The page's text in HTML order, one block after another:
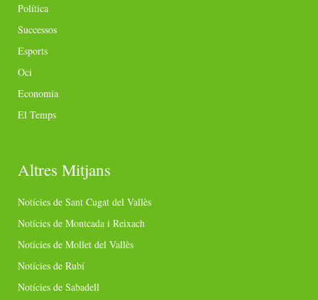
Política
Successos
Esports
Oci
Economia
El Temps
Altres Mitjans
Notícies de Sant Cugat del Vallès
Notícies de Montcada i Reixach
Notícies de Mollet del Vallès
Notícies de Rubí
Notícies de Sabadell